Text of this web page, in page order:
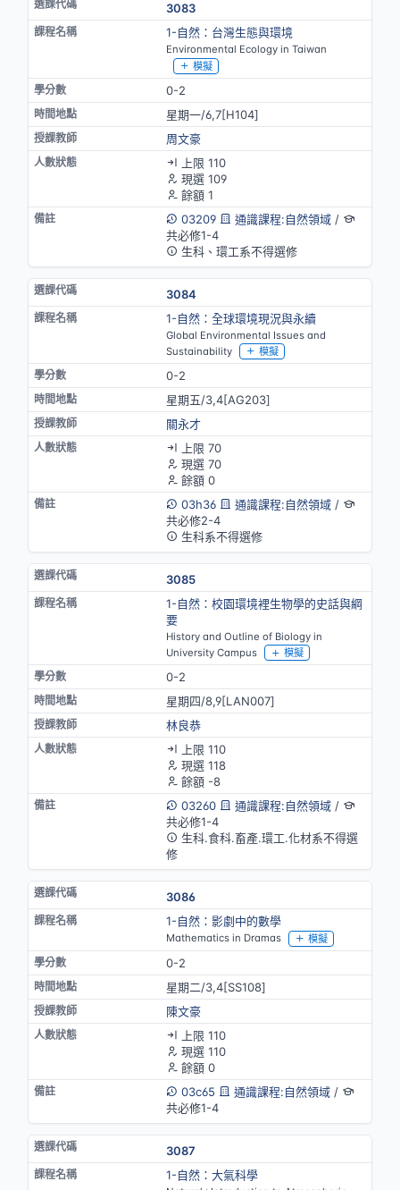
3083
1-自然：台灣生態與環境
Environmental Ecology in Taiwan
模擬
0-2
星期一/6,7[H104]
周文豪
上限 110
現選 109
餘額 1
03209
通識課程:自然領域/
共必修1-4
生科、環工系不得選修
3084
1-自然：全球環境現況與永續
Global Environmental Issues and
Sustainability
模擬
0-2
星期五/3,4[AG203]
關永才
上限 70
現選 70
餘額 0
03h36
通識課程:自然領域/
共必修2-4
生科系不得選修
3085
1-自然：校園環境裡生物學的史話與綱
要
History and Outline of Biology in
University Campus
模擬
0-2
星期四/8,9[LAN007]
林良恭
上限 110
現選 118
餘額 -8
03260
通識課程:自然領域/
共必修1-4
生科.食科.畜產.環工.化材系不得選
修
3086
1-自然：影劇中的數學
Mathematics in Dramas 模擬
0-2
星期二/3,4[SS108]
陳文豪
上限 110
現選 110
餘額 0
03c65
通識課程:自然領域/
共必修1-4
3087
1-自然：大氣科學